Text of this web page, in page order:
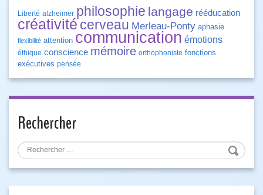
Liberté alzheimer philosophie langage rééducation
créativitécerveau Merleau-Ponty aphasie
flexibilité attention communication émotions
éthique conscience mémoire orthophoniste fonctions
exécutives pensée
Rechercher